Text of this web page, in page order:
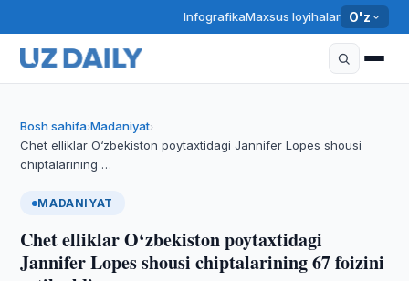
InfografikaMaxsus loyihalar O'z
Bosh sahifa›Madaniyat›
Chet elliklar O‘zbekiston poytaxtidagi Jannifer Lopes shousi
chiptalarining …
MADANIYAT
Chet elliklar O‘zbekiston poytaxtidagi
Jannifer Lopes shousi chiptalarining 67 foizini